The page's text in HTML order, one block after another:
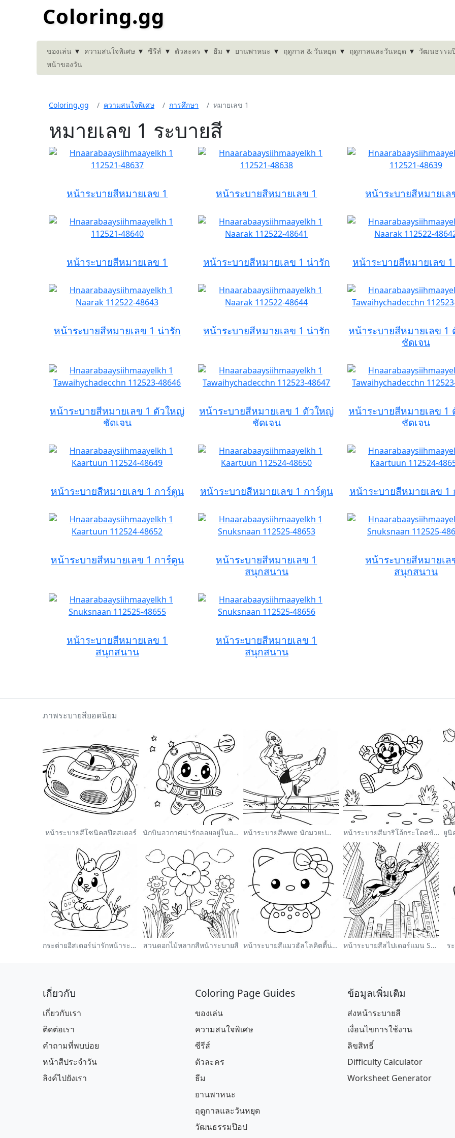
Coloring.gg
ของเล่น ▾ ความสนใจพิเศษ ▾ ซีรีส์ ▾ ตัวละคร ▾ ธีม ▾ ยานพาหนะ ▾ ฤดูกาล & วันหยุด ▾ ฤดูกาลและวันหยุด ▾ วัฒนธรรม
หน้าของวัน
Coloring.gg ความสนใจพิเศษ การศึกษา หมายเลข 1
หมายเลข 1 ระบายสี
หน้าระบายสีหมายเลข 1 หน้าระบายสีหมายเลข 1 หน้าระบายสีหมายเล
หน้าระบายสีหมายเลข 1 หน้าระบายสีหมายเลข 1 น่ารัก หน้าระบายสีหมายเลข
หน้าระบายสีหมายเลข 1 น่ารัก หน้าระบายสีหมายเลข 1 น่ารัก
หน้าระบายสีหมายเลข 1
ชัดเจน
หน้าระบายสีหมายเลข 1 ตัวใหญ่
ชัดเจน
หน้าระบายสีหมายเลข 1 ตัวใหญ่
ชัดเจน
หน้าระบายสีหมายเลข 1
ชัดเจน
หน้าระบายสีหมายเลข 1 การ์ตูน หน้าระบายสีหมายเลข 1 การ์ตูน หน้าระบายสีหมายเลข 1
หน้าระบายสีหมายเลข 1 การ์ตูน
หน้าระบายสีหมายเลข 1
สนุกสนาน
หน้าระบายสีหมายเล
สนุกสนาน
หน้าระบายสีหมายเลข 1
สนุกสนาน
หน้าระบายสีหมายเลข 1
สนุกสนาน
ภาพระบายสียอดนิยม
หน้าระบายสีโซนิคสปีดสเตอร์ นักบินอวกาศน่ารักลอยอยู่ในอวกาศ ระบายสี หน้าระบายสีwwe นักมวยปล้ำกระโดดใส่คู่ต่อสู้ หน้าระบายสีมาริโอ้กระโดดข้ามกูมบา
กระต่ายอีสเตอร์น่ารักหน้าระบายสี สวนดอกไม้หลากสีหน้าระบายสี หน้าระบายสีแมวฮัลโลคิตตี้น่ารักพร้อมโบว์ หน้าระบายสีสไปเดอร์แมน Swinging ผ่านเมือง ร
เกี่ยวกับ
เกี่ยวกับเรา
ติดต่อเรา
คำถามที่พบบ่อย
หน้าสีประจำวัน
ลิงค์ไปยังเรา
Coloring Page Guides
ของเล่น
ความสนใจพิเศษ
ซีรีส์
ตัวละคร
ธีม
ยานพาหนะ
ฤดูกาลและวันหยุด
วัฒนธรรมป๊อป
ข้อมูลเพิ่มเติม
ส่งหน้าระบายสี
เงื่อนไขการใช้งาน
ลิขสิทธิ์
Difficulty Calculator
Worksheet Generator